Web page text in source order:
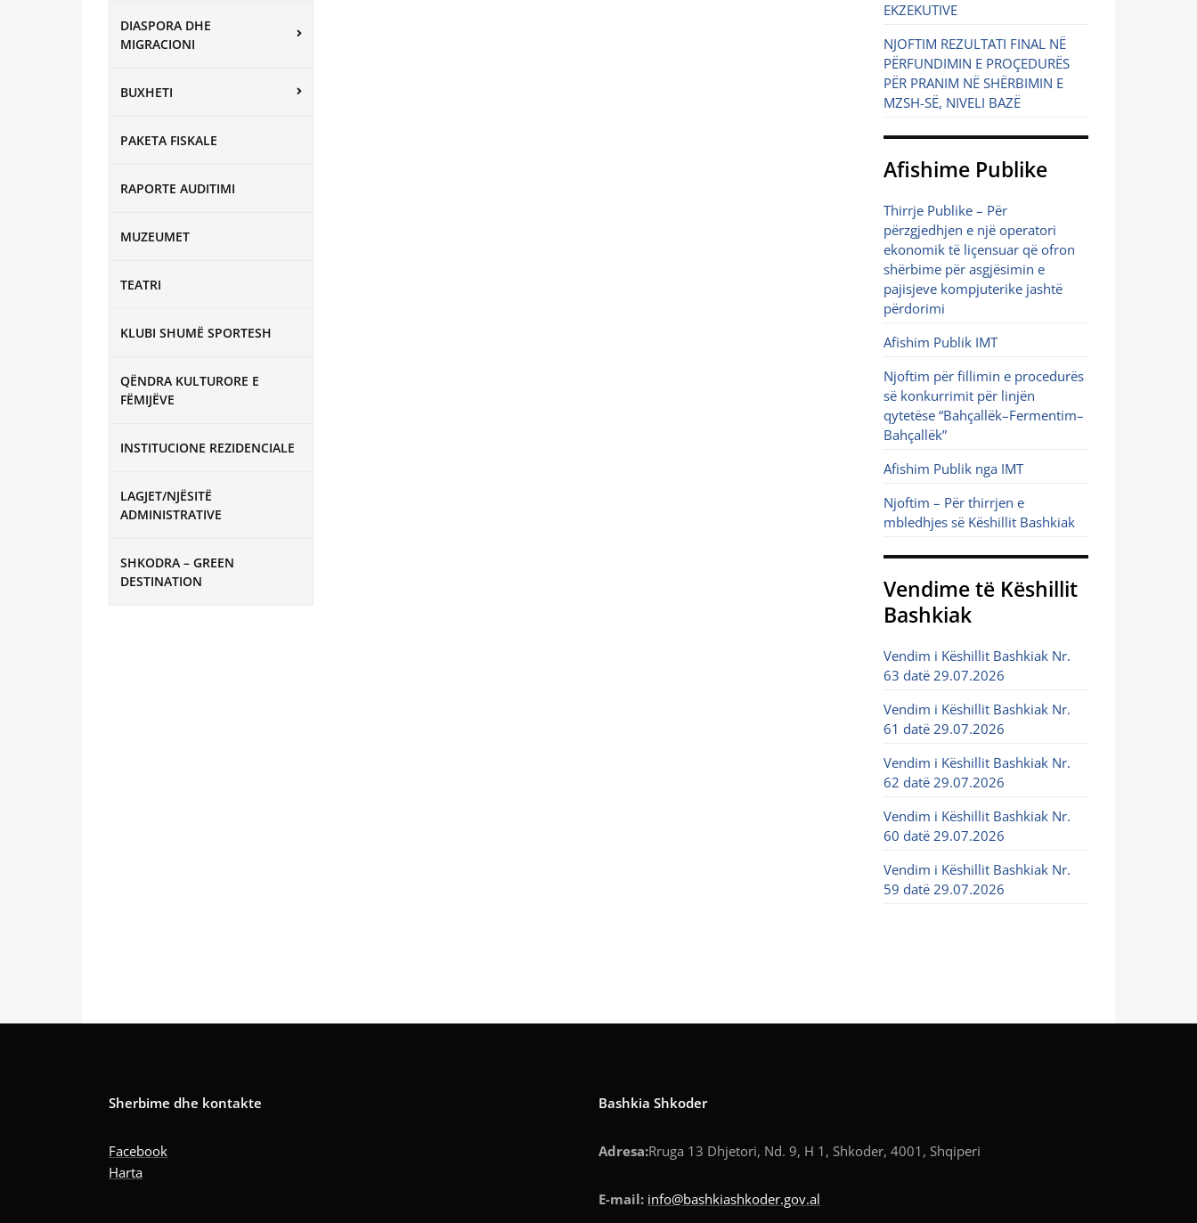
DIASPORA DHE
MIGRACIONI
BUXHETI
PAKETA FISKALE
RAPORTE AUDITIMI
MUZEUMET
TEATRI
KLUBI SHUMË SPORTESH
QËNDRA KULTURORE E
FËMIJËVE
INSTITUCIONE REZIDENCIALE
LAGJET/NJËSITË
ADMINISTRATIVE
SHKODRA – GREEN
DESTINATION
EKZEKUTIVE
NJOFTIM REZULTATI FINAL NË
PËRFUNDIMIN E PROÇEDURËS
PËR PRANIM NË SHËRBIMIN E
MZSH-SË, NIVELI BAZË
Afishime Publike
Thirrje Publike – Për
përzgjedhjen e një operatori
ekonomik të liçensuar që ofron
shërbime për asgjësimin e
pajisjeve kompjuterike jashtë
përdorimi
Afishim Publik IMT
Njoftim për fillimin e procedurës
së konkurrimit për linjën
qytetëse “Bahçallëk–Fermentim–
Bahçallëk”
Afishim Publik nga IMT
Njoftim – Për thirrjen e
mbledhjes së Këshillit Bashkiak
Vendime të Këshillit
Bashkiak
Vendim i Këshillit Bashkiak Nr.
63 datë 29.07.2026
Vendim i Këshillit Bashkiak Nr.
61 datë 29.07.2026
Vendim i Këshillit Bashkiak Nr.
62 datë 29.07.2026
Vendim i Këshillit Bashkiak Nr.
60 datë 29.07.2026
Vendim i Këshillit Bashkiak Nr.
59 datë 29.07.2026
Sherbime dhe kontakte
Facebook
Harta
Bashkia Shkoder
Adresa:Rruga 13 Dhjetori, Nd. 9, H 1, Shkoder, 4001, Shqiperi
E-mail: info@bashkiashkoder.gov.al